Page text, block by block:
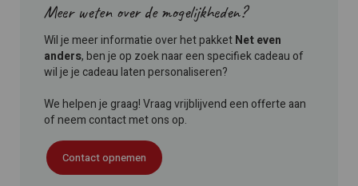
Meer weten over de mogelijkheden?
Wil je meer informatie over het pakketNet even
anders, ben je op zoek naar een specifiek cadeau of
wil je je cadeau laten personaliseren?
We helpen je graag! Vraag vrijblijvend een offerte aan
of neem contact met ons op.
Contact opnemen